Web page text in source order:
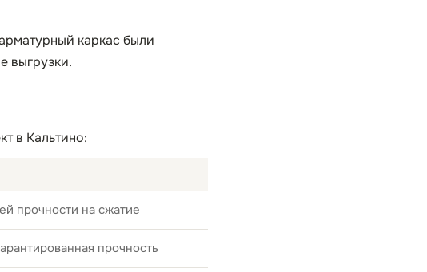
каркас были
выгрузки.
в Кальтино:
прочности на сжатие
прочность